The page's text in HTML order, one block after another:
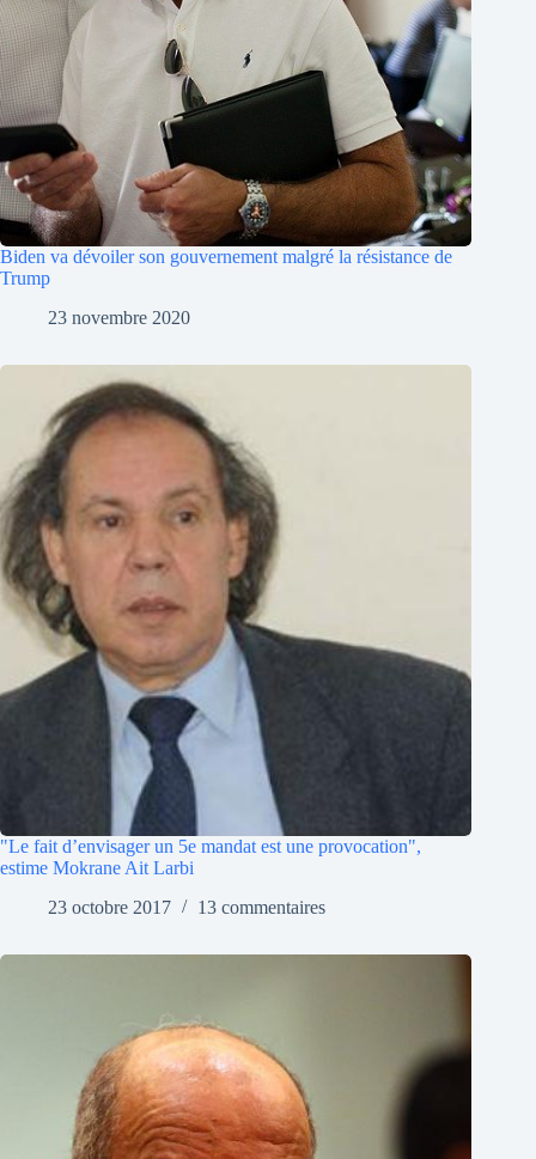
Biden va dévoiler son gouvernement malgré la résistance de
Trump
23 novembre 2020
"Le fait d’envisager un 5e mandat est une provocation",
estime Mokrane Ait Larbi
23 octobre 2017
13 commentaires